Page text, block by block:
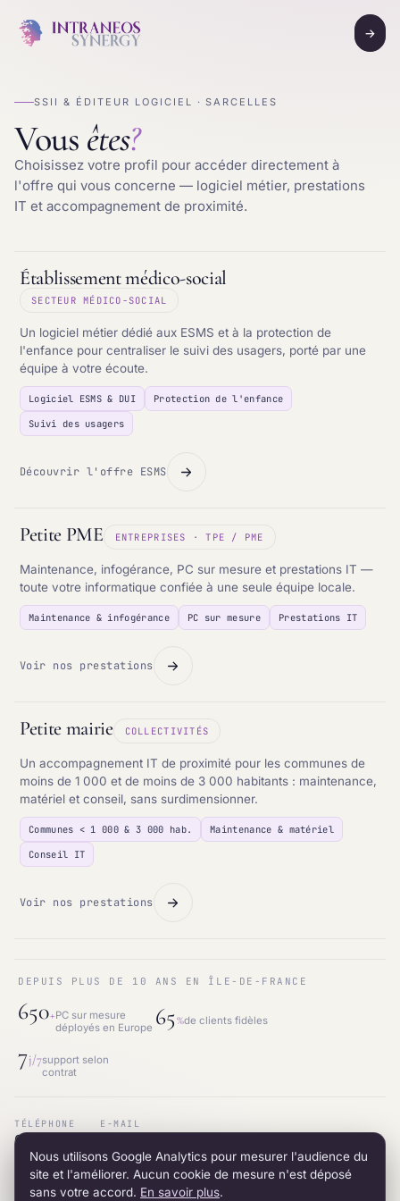
→
SSII & ÉDITEUR LOGICIEL · SARCELLES
Vous êtes?
Choisissez votre profil pour accéder directement à
l'offre qui vous concerne — logiciel métier, prestations
IT et accompagnement de proximité.
Établissement médico-social
SECTEUR MÉDICO-SOCIAL
Un logiciel métier dédié aux ESMS et à la protection de
l'enfance pour centraliser le suivi des usagers, porté par une
équipe à votre écoute.
Logiciel ESMS & DUI
Protection de l'enfance
Suivi des usagers
Découvrir l'offre ESMS
Petite PME ENTREPRISES · TPE / PME
Maintenance, infogérance, PC sur mesure et prestations IT —
toute votre informatique confiée à une seule équipe locale.
Maintenance & infogérance PC sur mesure Prestations IT
Voir nos prestations
Petite mairie COLLECTIVITÉS
Un accompagnement IT de proximité pour les communes de
moins de 1 000 et de moins de 3 000 habitants : maintenance,
matériel et conseil, sans surdimensionner.
Communes < 1 000 & 3 000 hab.
Maintenance & matériel
Conseil IT
Voir nos prestations
DEPUIS PLUS DE 10 ANS EN ÎLE-DE-FRANCE
650+PC sur mesure
déployés en Europe 65%de clients fidèles
7j/7support selon
contrat
TÉLÉPHONE
01.87.53.66.31
E-MAIL
ADRESSE
12 avenue du 8 mai 1945 · 95200 Sarcelles
RÉSEAU
LinkedIn
Nous utilisons Google Analytics pour mesurer l'audience du
site et l'améliorer. Aucun cookie de mesure n'est déposé
sans votre accord. En savoir plus.